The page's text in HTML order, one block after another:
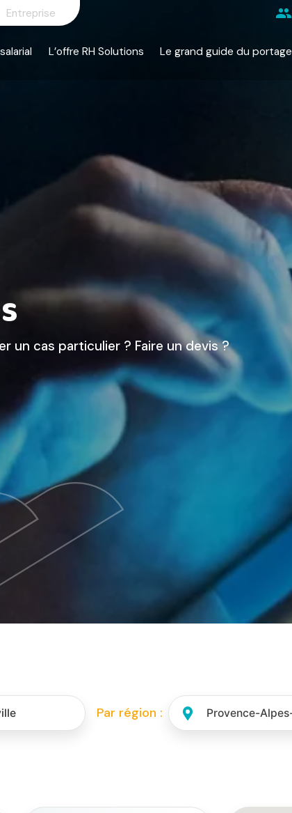
Entreprise
L’offre RH Solutions Le grand guide du portage
un cas particulier ? Faire un devis ?
Par région :